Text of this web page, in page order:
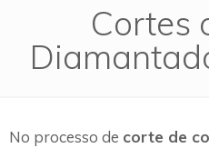
Cortes
No processo de corte de